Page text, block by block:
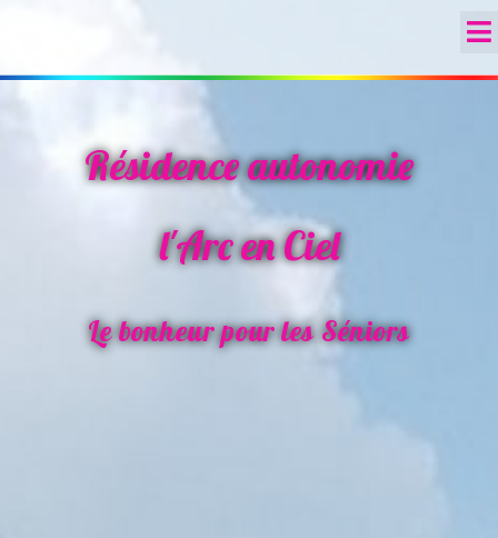
Résidence autonomie
l'Arc en Ciel
Le bonheur pour les Séniors